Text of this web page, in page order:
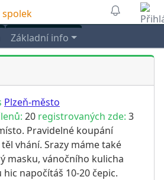
Základní info
Plzeň-město
20 registrovaných zde: 3
Pravidelné koupání
vhání. Srazy máme také
masku, vánočního kulicha
napočítáš 10-20 čepic.